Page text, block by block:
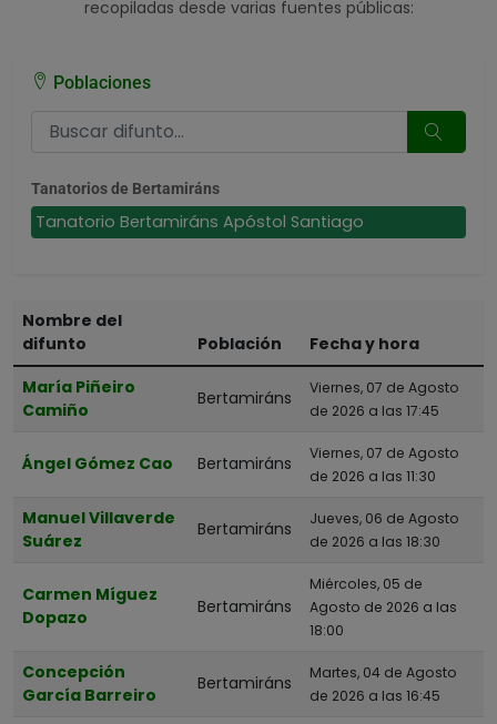
recopiladas desde varias fuentes públicas:
Poblaciones
Tanatorios de Bertamiráns
Tanatorio Bertamiráns Apóstol Santiago
Nombre del
difunto
Población
Fecha y hora
María Piñeiro
Camiño
Bertamiráns
Viernes, 07 de Agosto
de 2026 a las 17:45
Ángel Gómez Cao Bertamiráns
Viernes, 07 de Agosto
de 2026 a las 11:30
Manuel Villaverde
Suárez
Bertamiráns
Jueves, 06 de Agosto
de 2026 a las 18:30
Carmen Míguez
Dopazo
Bertamiráns
Miércoles, 05 de
Agosto de 2026 a las
18:00
Concepción
García Barreiro
Bertamiráns
Martes, 04 de Agosto
de 2026 a las 16:45